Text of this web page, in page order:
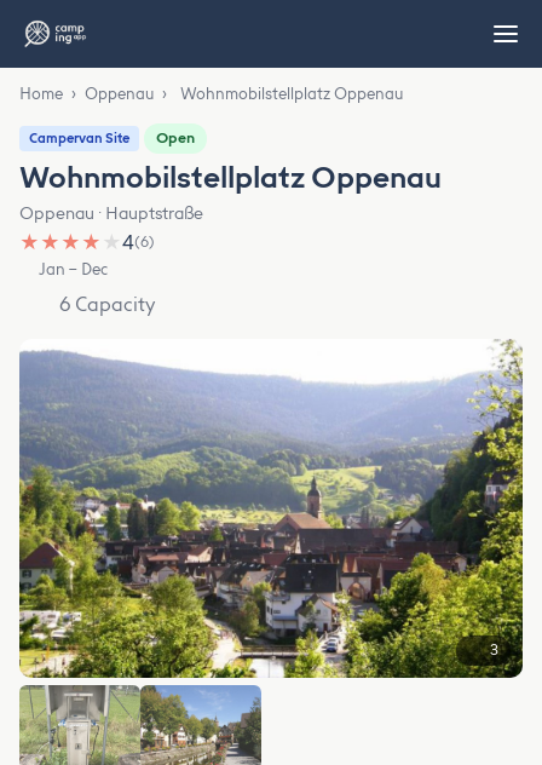
Home › Oppenau › Wohnmobilstellplatz Oppenau
Campervan Site Open
Wohnmobilstellplatz Oppenau
Oppenau · Hauptstraße
★ ★ ★ ★ ★4(6)
Jan – Dec
6 Capacity
3